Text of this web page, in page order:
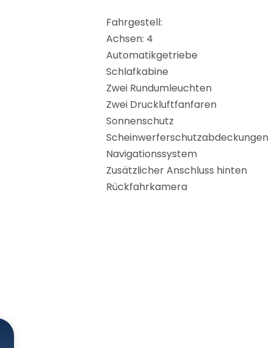
Fahrgestell:
Achsen: 4
Automatikgetriebe
Schlafkabine
Zwei Rundumleuchten
Zwei Druckluftfanfaren
Sonnenschutz
Scheinwerferschutzabdeckungen
Navigationssystem
Zusätzlicher Anschluss hinten
Rückfahrkamera